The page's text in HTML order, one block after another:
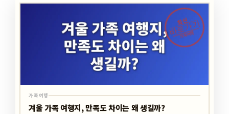
최신
바로가기
가족여행
가족여행
겨울 가족 여행지, 만족도 차이는 왜 생길까?